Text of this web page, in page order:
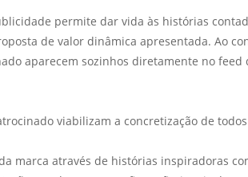
permite dar vida às histórias
de valor dinâmica apresentada. Ao
aparecem sozinhos diretamente no feed
viabilizam a concretização de
marca através de histórias inspiradoras